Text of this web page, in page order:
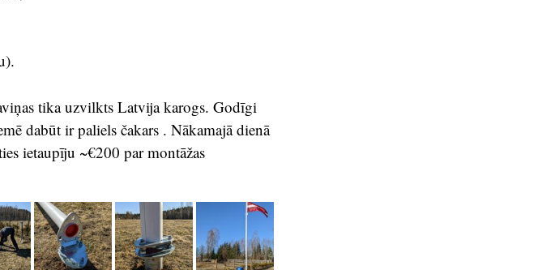
tika uzvilkts Latvija karogs. Godīgi
dabūt ir paliels čakars . Nākamajā dienā
ietaupīju ~€200 par montāžas